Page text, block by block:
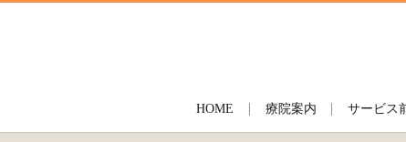
HOME 療院案内 サービス